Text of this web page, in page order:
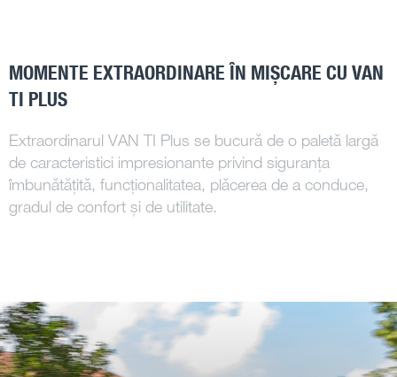
MOMENTE EXTRAORDINARE ÎN MIȘCARE CU VAN
TI PLUS
Extraordinarul VAN TI Plus se bucură de o paletă largă
de caracteristici impresionante privind siguranța
îmbunătățită, funcționalitatea, plăcerea de a conduce,
gradul de confort și de utilitate.